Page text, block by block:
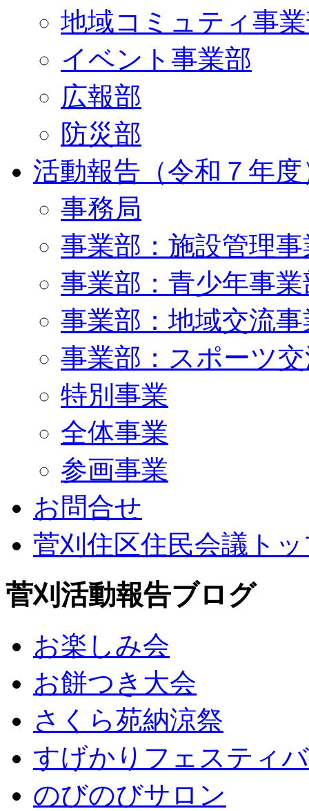
地域コミュティ事
イベント事業部
広報部
防災部
活動報告（令和７年度
事務局
事業部：施設管理
事業部：青少年事業
事業部：地域交流
事業部：スポーツ
特別事業
全体事業
参画事業
お問合せ
菅刈住区住民会議ト
菅刈活動報告ブログ
お楽しみ会
お餅つき大会
さくら苑納涼祭
すげかりフェスティ
のびのびサロン